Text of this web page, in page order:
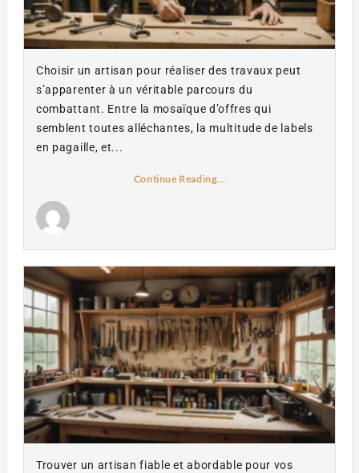
Choisir un artisan pour réaliser des travaux peut
s’apparenter à un véritable parcours du
combattant. Entre la mosaïque d’offres qui
semblent toutes alléchantes, la multitude de labels
en pagaille, et...
Continue Reading...
Trouver un artisan fiable et abordable pour vos